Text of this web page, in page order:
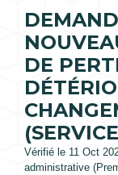
DE
Vérifié le 11 Oct
administrative